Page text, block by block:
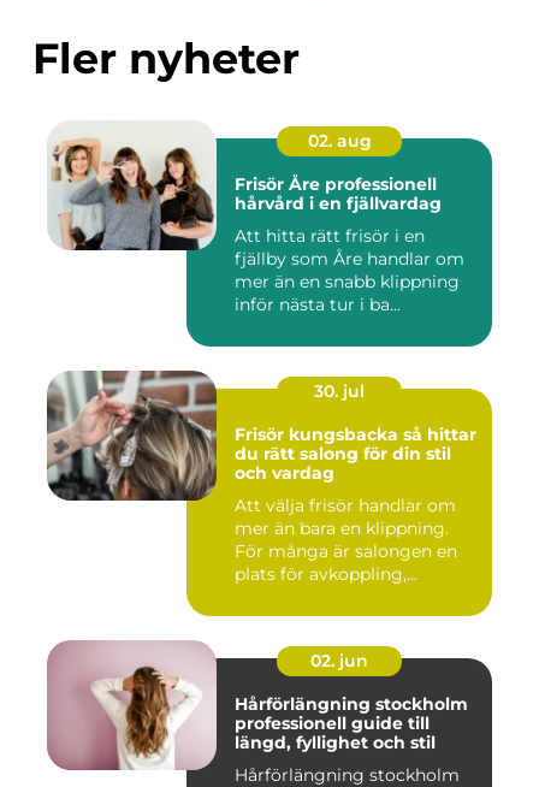
Fler nyheter
02. aug
Frisör Åre professionell
hårvård i en fjällvardag
Att hitta rätt frisör i en
fjällby som Åre handlar om
mer än en snabb klippning
inför nästa tur i ba...
30. jul
Frisör kungsbacka så hittar
du rätt salong för din stil
och vardag
Att välja frisör handlar om
mer än bara en klippning.
För många är salongen en
plats för avkoppling,...
02. jun
Hårförlängning stockholm
professionell guide till
längd, fyllighet och stil
Hårförlängning stockholm